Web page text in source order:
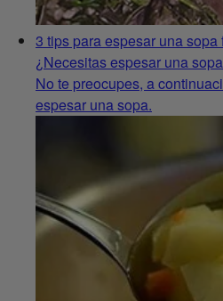
3 tips para espesar una sopa
¿Necesitas espesar una
No te preocupes, a
espesar una sopa.